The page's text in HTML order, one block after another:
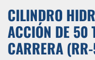
CILINDRO
ACCIÓN DE 50
CARRERA